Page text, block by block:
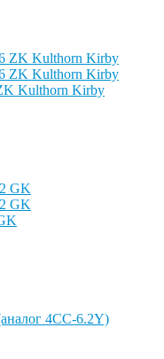
Kulthorn Kirby
4CC-6.2Y)